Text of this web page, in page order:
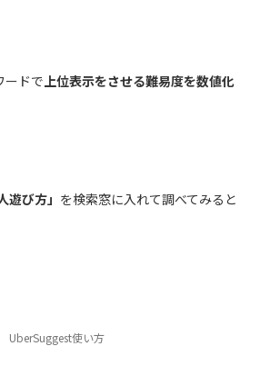
ードで 上位表示をさせる難易度を数値化
遊び方」 を検索窓に入れて調べてみると
UberSuggest使い方